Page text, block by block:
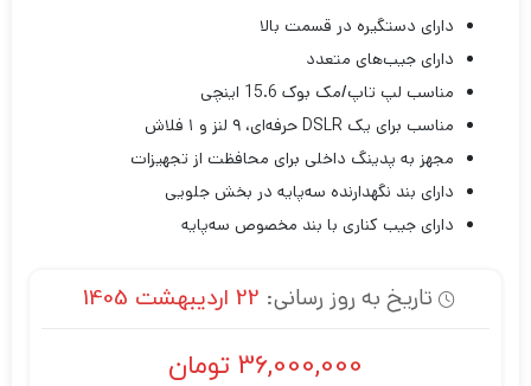
دارای دستگیره در قسمت بالا
دارای جیب‌های متعدد
مناسب لپ تاپ/مک بوک 15.6 اینچی
مناسب برای یک DSLR حرفه‌ای، ۹ لنز و ۱ فلاش
مجهز به پدینگ داخلی برای محافظت از تجهیزات
دارای بند نگهدارنده سه‌پایه در بخش جلویی
دارای جیب کناری با بند مخصوص سه‌پایه
تاریخ به روز رسانی: 22 اردیبهشت 1405
36,000,000 تومان